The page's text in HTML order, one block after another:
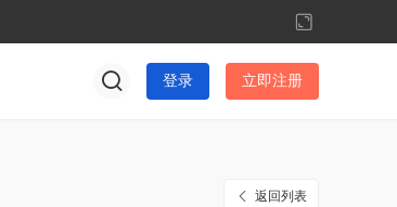
切
换
到
宽
登录 立即注册
返回列表